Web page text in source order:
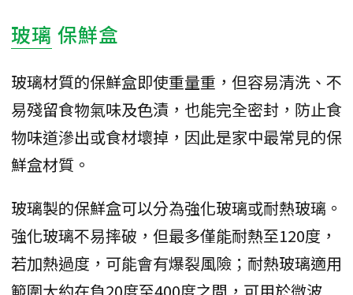
玻璃 保鮮盒
玻璃材質的保鮮盒即使重量重，但容易清洗、不
易殘留食物氣味及色漬，也能完全密封，防止食
物味道滲出或食材壞掉，因此是家中最常見的保
鮮盒材質。
玻璃製的保鮮盒可以分為強化玻璃或耐熱玻璃。
強化玻璃不易摔破，但最多僅能耐熱至120度，
若加熱過度，可能會有爆裂風險；耐熱玻璃適用
範圍大約在負20度至400度之間，可用於微波